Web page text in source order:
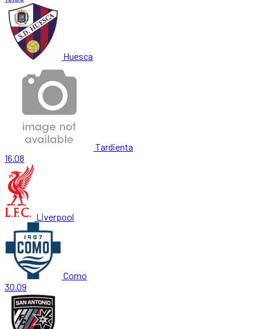
Huesca
Tardienta
16.08
Liverpool
Como
30.09